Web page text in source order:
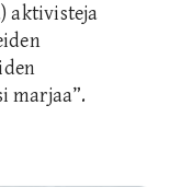
aktivisteja
marjaa”.